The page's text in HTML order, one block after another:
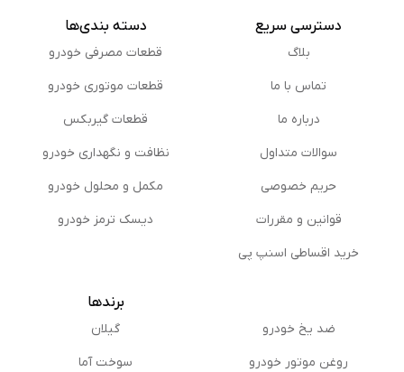
دسترسی سریع
بلاگ
تماس با ما
درباره ما
سوالات متداول
حریم خصوصی
قوانین و مقررات
خرید اقساطی اسنپ پی
دسته بندی‌ها
قطعات مصرفی خودرو
قطعات موتوری خودرو
قطعات گیربکس
نظافت و نگهداری خودرو
مكمل و محلول خودرو
دیسک ترمز خودرو
ضد یخ خودرو
روغن موتور خودرو
برندها
گیلان
سوخت آما